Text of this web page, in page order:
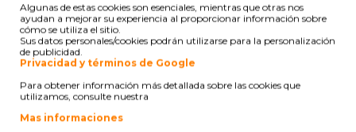
Canon Pixma MX 920 Series
Canon Pixma MX 925
Canon Pixma MG 5600 Series
Canon Pixma MG 5650
Algunas de estas cookies son esenciales, mientras que otras nos
ayudan a mejorar su experiencia al proporcionar información sobre
cómo se utiliza el sitio.
Sus datos personales/cookies podrán utilizarse para la personalización
de publicidad.
Privacidad y términos de Google
Para obtener información más detallada sobre las cookies que
utilizamos, consulte nuestra
Mas informaciones